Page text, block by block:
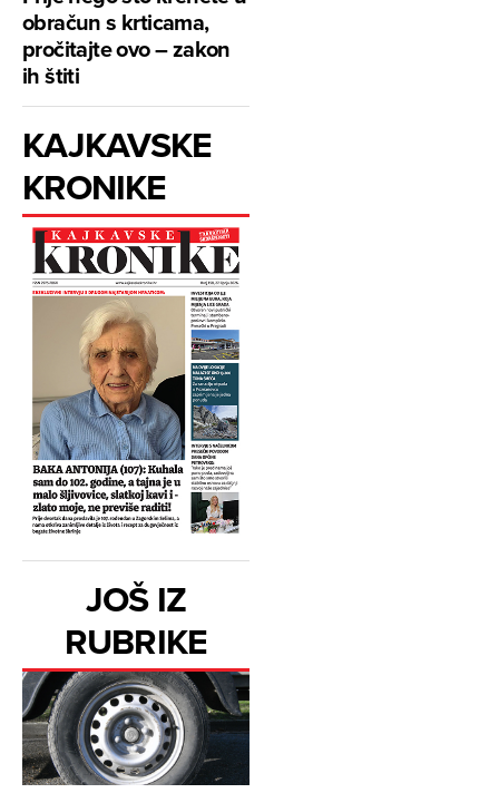
obračun s krticama,
pročitajte ovo – zakon
ih štiti
KAJKAVSKE
KRONIKE
JOŠ IZ
RUBRIKE